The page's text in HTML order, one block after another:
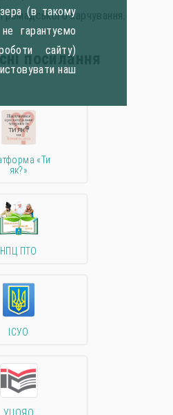
харчування.
посилання
«Ти
як?»
НПЦ ПТО
ІСУО
(в такому
гарантуємо
сайту)
наш